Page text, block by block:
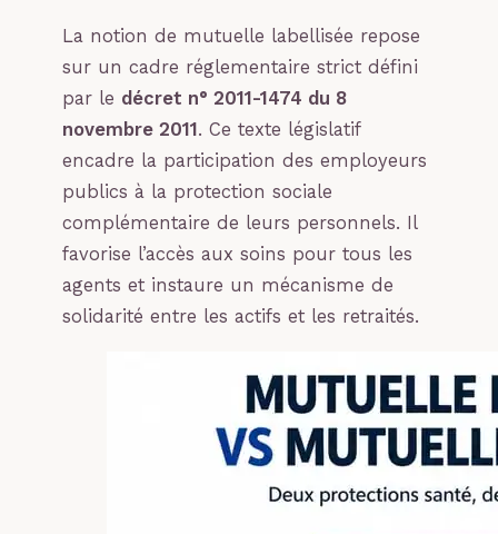
La notion de mutuelle labellisée repose
sur un cadre réglementaire strict défini
par le décret n° 2011-1474 du 8
novembre 2011. Ce texte législatif
encadre la participation des employeurs
publics à la protection sociale
complémentaire de leurs personnels. Il
favorise l’accès aux soins pour tous les
agents et instaure un mécanisme de
solidarité entre les actifs et les retraités.